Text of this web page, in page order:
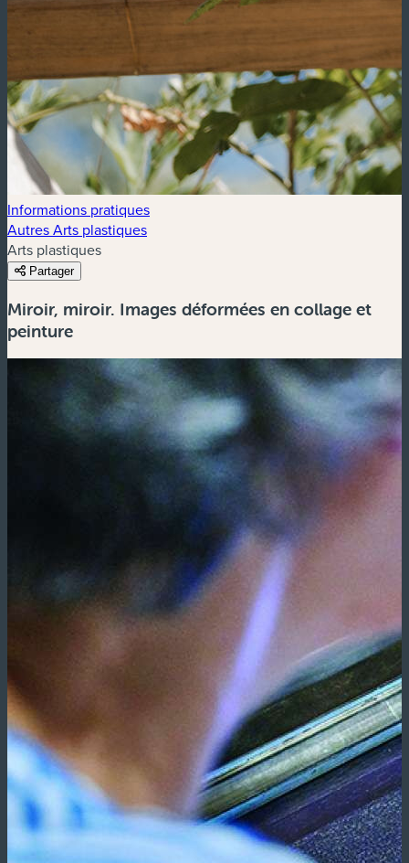
Informations pratiques
Autres Arts plastiques
Arts plastiques
Partager
Miroir, miroir. Images déformées en collage et
peinture